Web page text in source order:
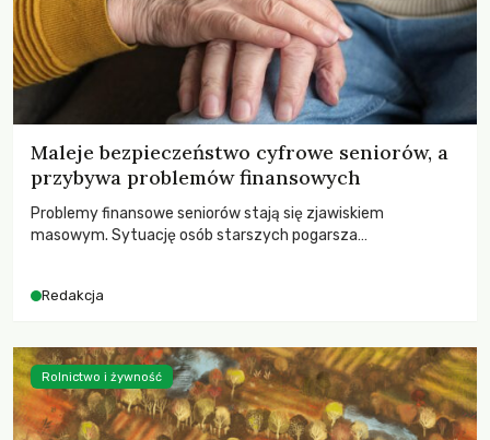
Maleje bezpieczeństwo cyfrowe seniorów, a
przybywa problemów finansowych
Problemy finansowe seniorów stają się zjawiskiem
masowym. Sytuację osób starszych pogarsza
Redakcja
Rolnictwo i żywność